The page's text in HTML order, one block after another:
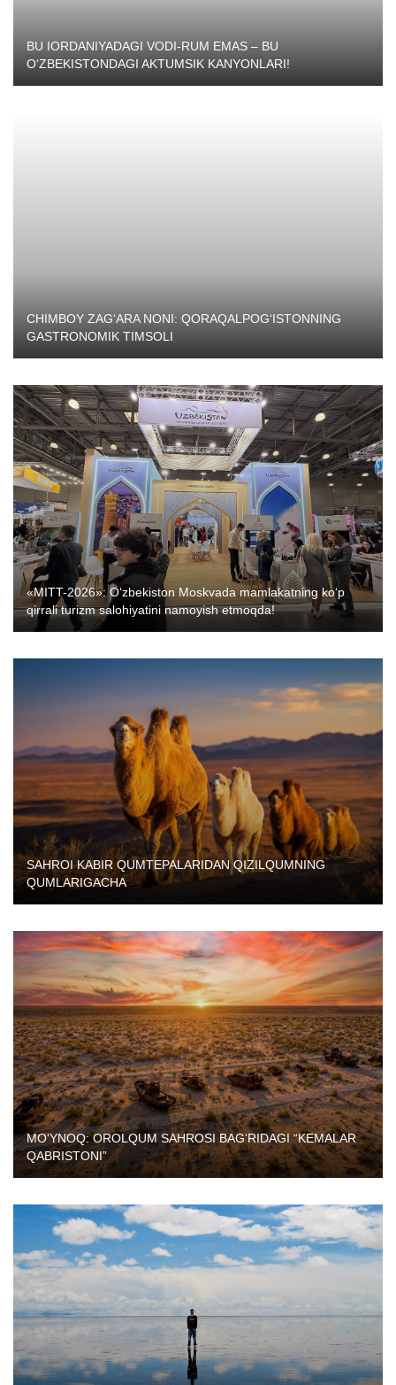
BU IORDANIYADAGI VODI-RUM EMAS – BU
O‘ZBEKISTONDAGI AKTUMSIK KANYONLARI!
CHIMBOY ZAG‘ARA NONI: QORAQALPOG‘ISTONNING
GASTRONOMIK TIMSOLI
«MITT-2026»: O‘zbekiston Moskvada mamlakatning ko‘p
qirrali turizm salohiyatini namoyish etmoqda!
SAHROI KABIR QUMTEPALARIDAN QIZILQUMNING
QUMLARIGACHA
MO‘YNOQ: OROLQUM SAHROSI BAG‘RIDAGI “KEMALAR
QABRISTONI”